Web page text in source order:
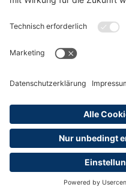
Datenschutzerklärung
Widerrufsrecht
Versandinformationen
Erklärung zur Barrierefreiheit
Abonnements hier kündigen
Cookie-Einstellungen
Alle Preise sind inkl. MwSt. und ggf. zzgl.